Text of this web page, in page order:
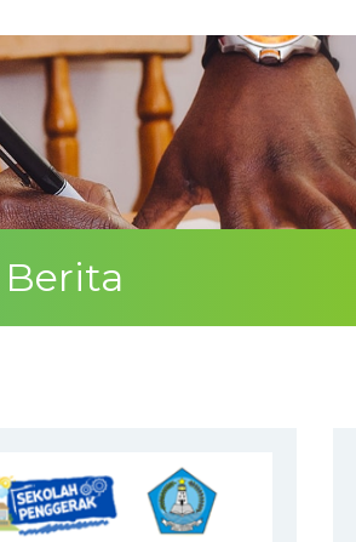
Berita